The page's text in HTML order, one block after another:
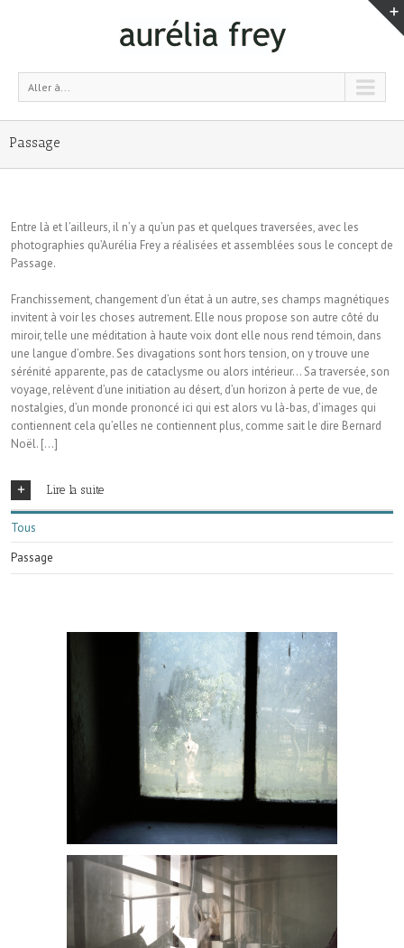
Aller à...
Passage
Entre là et l’ailleurs, il n’y a qu’un pas et quelques traversées, avec les
photographies qu’Aurélia Frey a réalisées et assemblées sous le concept de
Passage.
Franchissement, changement d’un état à un autre, ses champs magnétiques
invitent à voir les choses autrement. Elle nous propose son autre côté du
miroir, telle une méditation à haute voix dont elle nous rend témoin, dans
une lan­gue d’ombre. Ses divagations sont hors tension, on y trouve une
sérénité apparente, pas de ca­taclysme ou alors intérieur… Sa traversée, son
voyage, relèvent d’une initiation au désert, d’un horizon à perte de vue, de
nostalgies, d’un mon­de prononcé ici qui est alors vu là-bas, d’images qui
contiennent cela qu’elles ne contiennent plus, comme sait le dire Bernard
Noël. […]
Lire la suite
Tous
Passage